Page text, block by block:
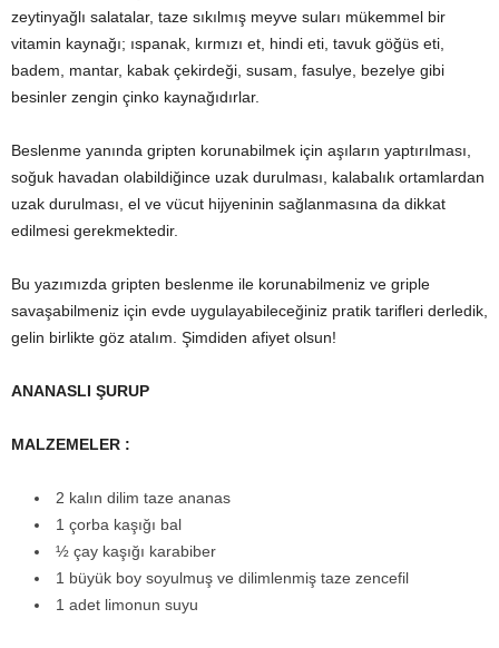
zeytinyağlı salatalar, taze sıkılmış meyve suları mükemmel bir
vitamin kaynağı; ıspanak, kırmızı et, hindi eti, tavuk göğüs eti,
badem, mantar, kabak çekirdeği, susam, fasulye, bezelye gibi
besinler zengin çinko kaynağıdırlar.
Beslenme yanında gripten korunabilmek için aşıların yaptırılması,
soğuk havadan olabildiğince uzak durulması, kalabalık ortamlardan
uzak durulması, el ve vücut hijyeninin sağlanmasına da dikkat
edilmesi gerekmektedir.
Bu yazımızda gripten beslenme ile korunabilmeniz ve griple
savaşabilmeniz için evde uygulayabileceğiniz pratik tarifleri derledik,
gelin birlikte göz atalım. Şimdiden afiyet olsun!
ANANASLI ŞURUP
MALZEMELER :
2 kalın dilim taze ananas
1 çorba kaşığı bal
½ çay kaşığı karabiber
1 büyük boy soyulmuş ve dilimlenmiş taze zencefil
1 adet limonun suyu